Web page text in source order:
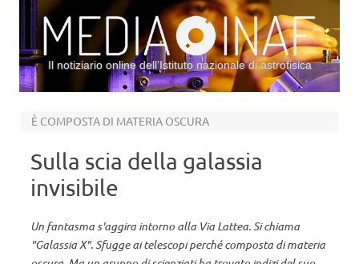
Il notiziario online dell’Istituto nazionale di astrofisica
È COMPOSTA DI MATERIA OSCURA
Sulla scia della galassia
invisibile
Un fantasma s'aggira intorno alla Via Lattea. Si chiama
"Galassia X". Sfugge ai telescopi perché composta di materia